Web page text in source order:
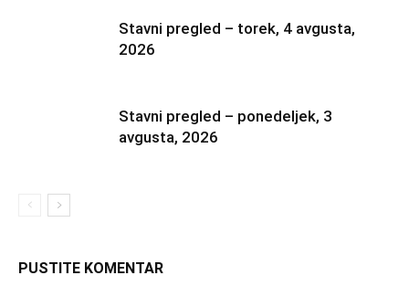
Stavni pregled – torek, 4 avgusta,
2026
Stavni pregled – ponedeljek, 3
avgusta, 2026
PUSTITE KOMENTAR